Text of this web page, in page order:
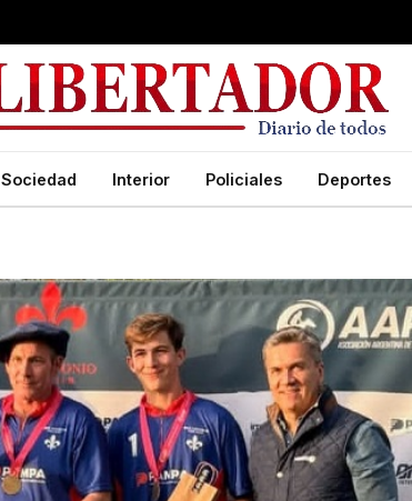
Sociedad Interior Policiales Deportes